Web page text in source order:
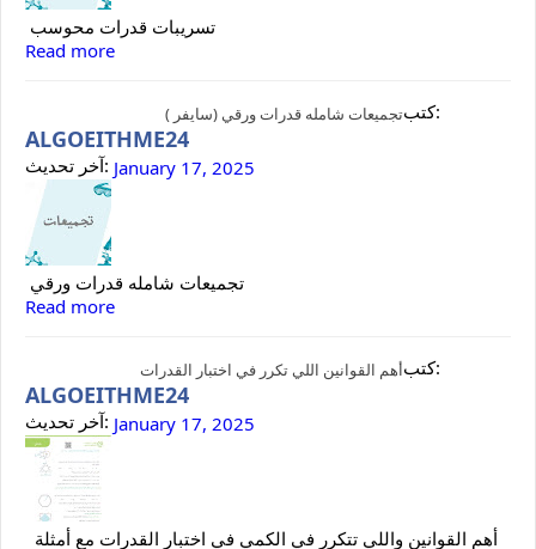
Read more
تجميعات شامله قدرات ورقي (سايفر ) كتب:
ALGOEITHME24
آخر تحديث: January 17, 2025
Read more
أهم القوانين اللي تكرر في اختبار القدرات كتب:
ALGOEITHME24
آخر تحديث: January 17, 2025